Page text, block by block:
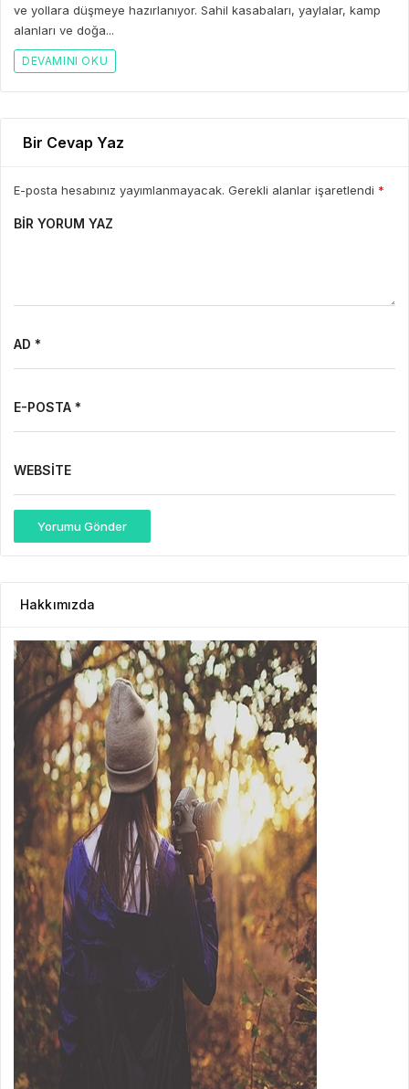
ve yollara düşmeye hazırlanıyor. Sahil kasabaları, yaylalar, kamp
alanları ve doğa...
DEVAMINI OKU
Bir Cevap Yaz
E-posta hesabınız yayımlanmayacak. Gerekli alanlar işaretlendi *
BIR YORUM YAZ
AD *
E-POSTA *
WEBSITE
Yorumu Gönder
Hakkımızda